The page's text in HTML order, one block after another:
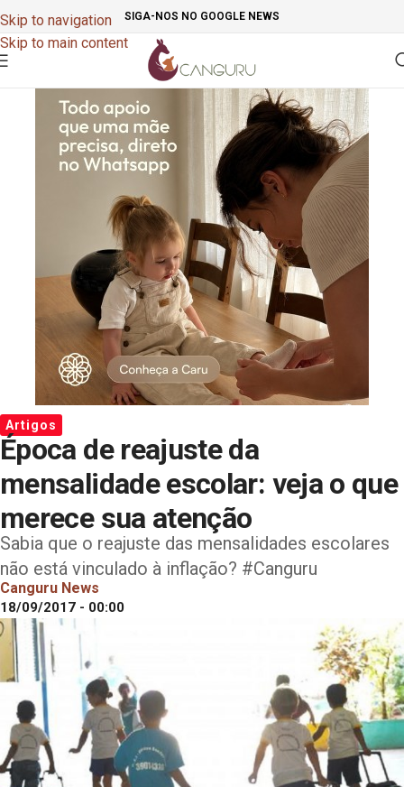
Skip to navigation
Skip to main content
SIGA-NOS NO GOOGLE NEWS
Artigos
Época de reajuste da
mensalidade escolar: veja o que
merece sua atenção
Sabia que o reajuste das mensalidades escolares
não está vinculado à inflação? #Canguru
Canguru News
18/09/2017 - 00:00